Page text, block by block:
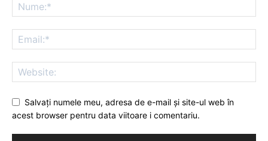
Salvați numele meu, adresa de e-mail și site-ul web în
acest browser pentru data viitoare i comentariu.